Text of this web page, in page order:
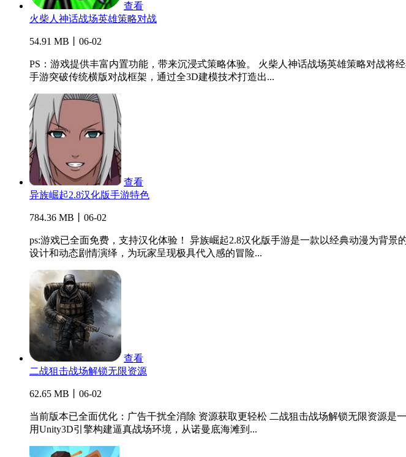
查看
火柴人神话战场英雄策略对战
54.91 MB丨06-02
PS：游戏提供丰富内置功能，带来沉浸式策略体验。 火柴人神话战场英雄策略对战
手游突破传统横版对战框架，通过全3D建模技术打造出...
查看
异族崛起2.8汉化版手游特色
784.36 MB丨06-02
ps:游戏已全面免费，支持汉化体验！ 异族崛起2.8汉化版手游是一款以经典动漫为背
设计和动态剧情演绎，为玩家呈现极具代入感的冒险...
查看
二战狙击战场解锁无限资源
62.65 MB丨06-02
当前版本已全面优化：广告干扰全消除 资源获取更轻松 二战狙击战场解锁无限资源
用Unity3D引擎构建逼真战场环境，从诺曼底海滩到...